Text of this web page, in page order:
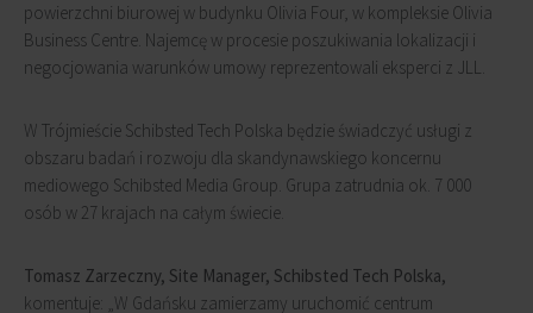
powierzchni biurowej w budynku Olivia Four, w kompleksie Olivia
Business Centre. Najemcę w procesie poszukiwania lokalizacji i
negocjowania warunków umowy reprezentowali eksperci z JLL.
W Trójmieście Schibsted Tech Polska będzie świadczyć usługi z
obszaru badań i rozwoju dla skandynawskiego koncernu
mediowego Schibsted Media Group. Grupa zatrudnia ok. 7 000
osób w 27 krajach na całym świecie.
Tomasz Zarzeczny, Site Manager, Schibsted Tech Polska,
komentuje: „W Gdańsku zamierzamy uruchomić centrum